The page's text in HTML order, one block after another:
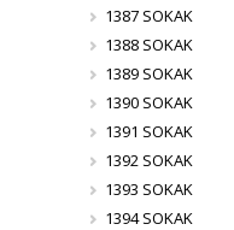
1387 SOKAK
1388 SOKAK
1389 SOKAK
1390 SOKAK
1391 SOKAK
1392 SOKAK
1393 SOKAK
1394 SOKAK